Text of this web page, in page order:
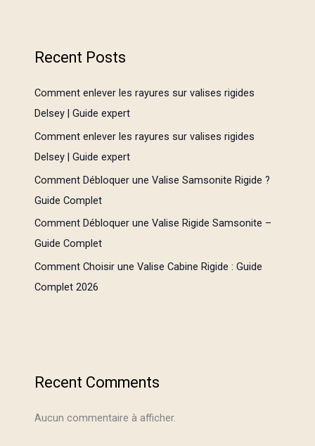
Recent Posts
Comment enlever les rayures sur valises rigides
Delsey | Guide expert
Comment enlever les rayures sur valises rigides
Delsey | Guide expert
Comment Débloquer une Valise Samsonite Rigide ?
Guide Complet
Comment Débloquer une Valise Rigide Samsonite –
Guide Complet
Comment Choisir une Valise Cabine Rigide : Guide
Complet 2026
Recent Comments
Aucun commentaire à afficher.